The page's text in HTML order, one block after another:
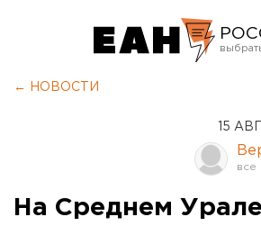
← НОВОСТИ
15
На Среднем